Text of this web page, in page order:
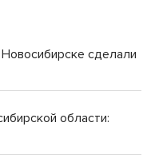
Новосибирске сделали
области: